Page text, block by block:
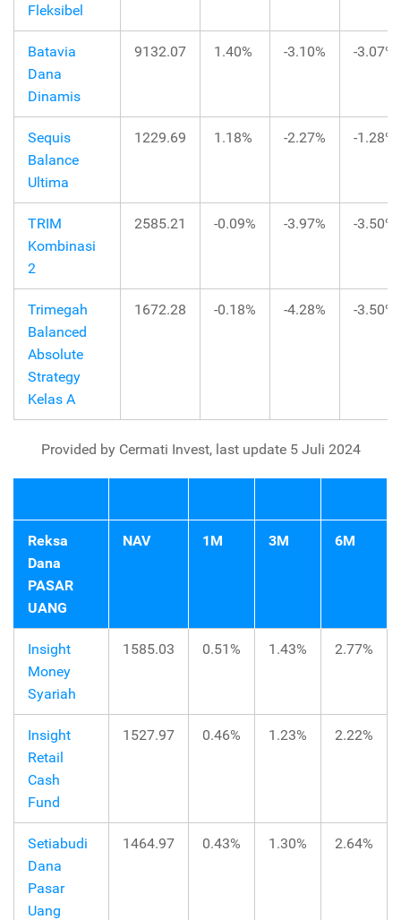
Fleksibel
Batavia
Dana
Dinamis
9132.07 1.40% -3.10% -3.07%
Sequis
Balance
Ultima
1229.69 1.18% -2.27% -1.28%
TRIM
Kombinasi
2
2585.21 -0.09% -3.97% -3.50%
Trimegah
Balanced
Absolute
Strategy
Kelas A
1672.28 -0.18% -4.28% -3.50%
Provided by Cermati Invest, last update 5 Juli 2024
Reksa
Dana
PASAR
UANG
NAV 1M 3M 6M
Insight
Money
Syariah
1585.03 0.51% 1.43% 2.77%
Insight
Retail
Cash
Fund
1527.97 0.46% 1.23% 2.22%
Setiabudi
Dana
Pasar
Uang
1464.97 0.43% 1.30% 2.64%